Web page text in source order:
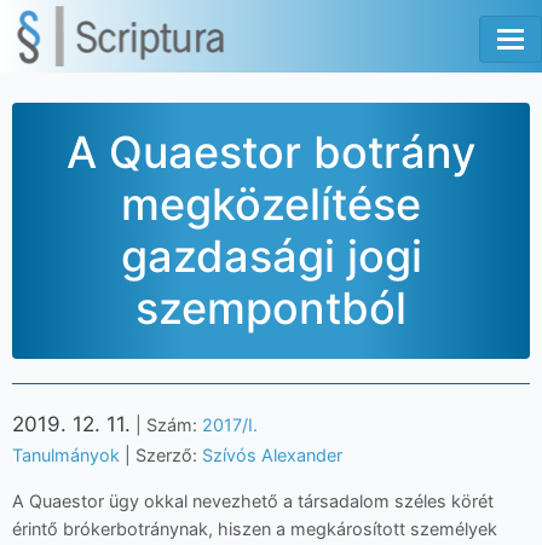
A Quaestor botrány
megközelítése
gazdasági jogi
szempontból
2019. 12. 11. | Szám: 2017/I.
Tanulmányok | Szerző: Szívós Alexander
A Quaestor ügy okkal nevezhető a társadalom széles körét
érintő brókerbotránynak, hiszen a megkárosított személyek